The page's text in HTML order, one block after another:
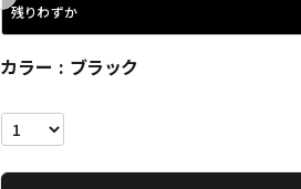
残りわずか
カラー ブラック